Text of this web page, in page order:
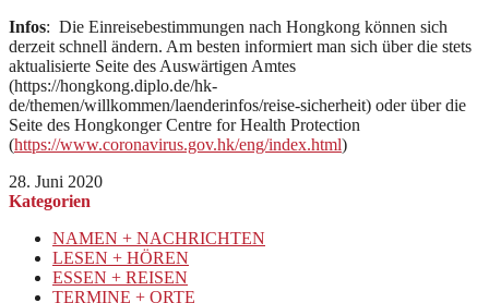
Infos: Die Einreisebestimmungen nach Hongkong können sich
derzeit schnell ändern. Am besten informiert man sich über die stets
aktualisierte Seite des Auswärtigen Amtes
(https://hongkong.diplo.de/hk-
de/themen/willkommen/laenderinfos/reise-sicherheit) oder über die
Seite des Hongkonger Centre for Health Protection
(https://www.coronavirus.gov.hk/eng/index.html)
28. Juni 2020
Kategorien
NAMEN + NACHRICHTEN
LESEN + HÖREN
ESSEN + REISEN
TERMINE + ORTE